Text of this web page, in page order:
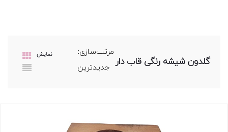
گلدون شیشه رنگی قاب دار
مرتب‌سازی: نمایش